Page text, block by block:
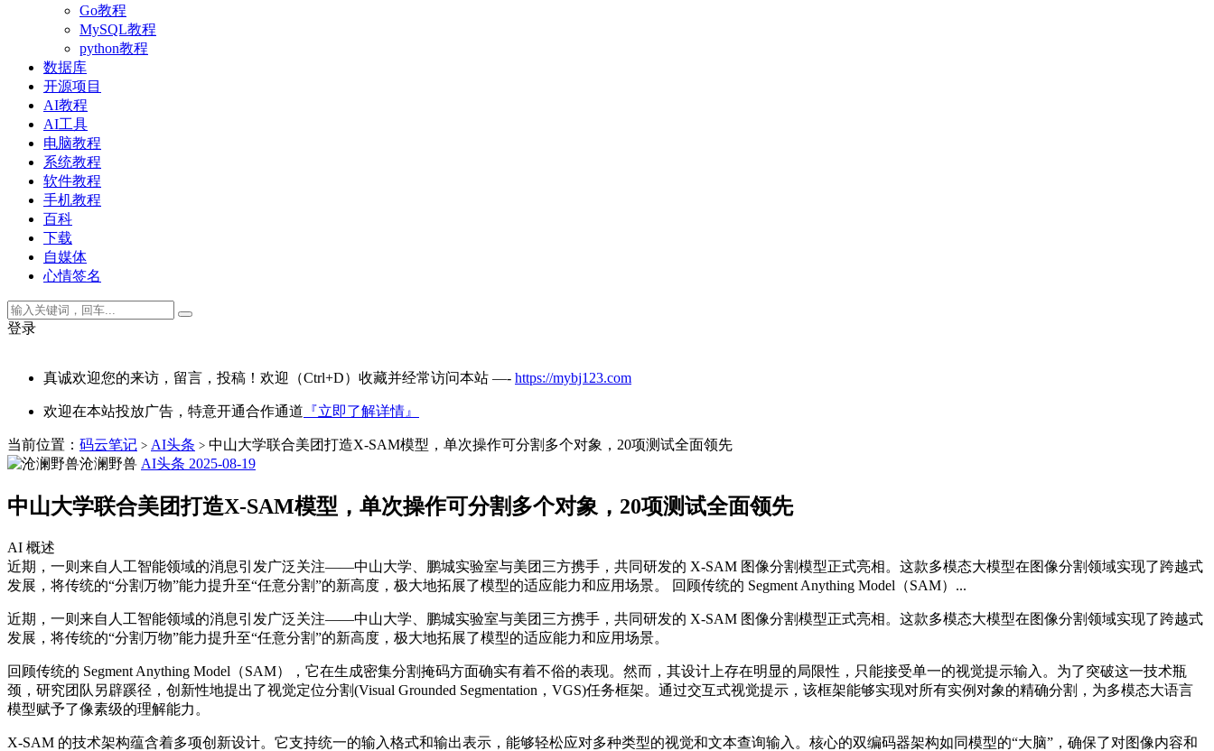
Go教程
MySQL教程
python教程
数据库
开源项目
AI教程
AI工具
电脑教程
系统教程
软件教程
手机教程
百科
下载
自媒体
心情签名
登录
真诚欢迎您的来访，留言，投稿！欢迎（Ctrl+D）收藏并经常访问本站 —- https://mybj123.com
欢迎在本站投放广告，特意开通合作通道 『立即了解详情』
当前位置： 码云笔记 > AI头条 > 中山大学联合美团打造X-SAM模型，单次操作可分割多个对象，20项测试全面领先
沧澜野兽 AI头条 2025-08-19
中山大学联合美团打造X-SAM模型，单次操作可分割多个对象，20项测试全面领先
AI 概述
近期，一则来自人工智能领域的消息引发广泛关注——中山大学、鹏城实验室与美团三方携手，共同研发的 X-SAM 图像分割模型正式亮相。这款多模态大模型在图像分割领域实现了跨越式
发展，将传统的“分割万物”能力提升至“任意分割”的新高度，极大地拓展了模型的适应能力和应用场景。 回顾传统的 Segment Anything Model（SAM）...
近期，一则来自人工智能领域的消息引发广泛关注——中山大学、鹏城实验室与美团三方携手，共同研发的 X-SAM 图像分割模型正式亮相。这款多模态大模型在图像分割领域实现了跨越式
发展，将传统的“分割万物”能力提升至“任意分割”的新高度，极大地拓展了模型的适应能力和应用场景。
回顾传统的 Segment Anything Model（SAM），它在生成密集分割掩码方面确实有着不俗的表现。然而，其设计上存在明显的局限性，只能接受单一的视觉提示输入。为了突破这一技术瓶
颈，研究团队另辟蹊径，创新性地提出了视觉定位分割(Visual Grounded Segmentation，VGS)任务框架。通过交互式视觉提示，该框架能够实现对所有实例对象的精确分割，为多模态大语言
模型赋予了像素级的理解能力。
X-SAM 的技术架构蕴含着多项创新设计。它支持统一的输入格式和输出表示，能够轻松应对多种类型的视觉和文本查询输入。核心的双编码器架构如同模型的“大脑”，确保了对图像内容和